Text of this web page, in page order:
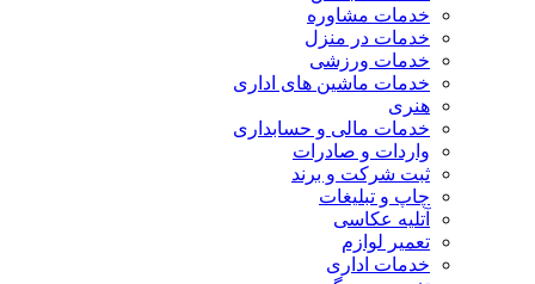
خدمات مشاوره
خدمات در منزل
خدمات ورزشی
خدمات ماشین های اداری
هنری
خدمات مالی و حسابداری
واردات و صادرات
ثبت شرکت و برند
چاپ و تبلیغات
آتلیه عکاسی
تعمیر لوازم
خدمات اداری